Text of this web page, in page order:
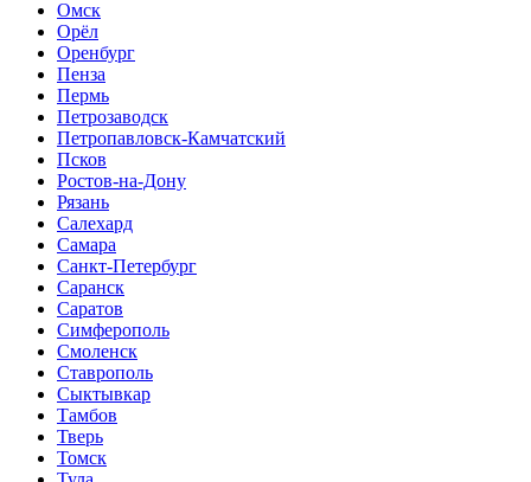
Омск
Орёл
Оренбург
Пенза
Пермь
Петрозаводск
Петропавловск-Камчатский
Псков
Ростов-на-Дону
Рязань
Салехард
Самара
Санкт-Петербург
Саранск
Саратов
Симферополь
Смоленск
Ставрополь
Сыктывкар
Тамбов
Тверь
Томск